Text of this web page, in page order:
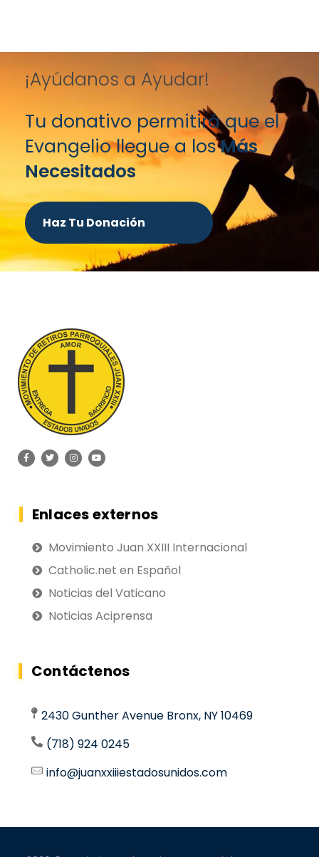
¡Ayúdanos a Ayudar!
Tu donativo permitirá que el
Evangelio llegue a losMás
Necesitados
Haz Tu Donación
Enlaces externos
Movimiento Juan XXIII Internacional
Catholic.net en Español
Noticias del Vaticano
Noticias Aciprensa
Contáctenos
2430 Gunther Avenue Bronx, NY 10469
(718) 924 0245
info@juanxxiiiestadosunidos.com